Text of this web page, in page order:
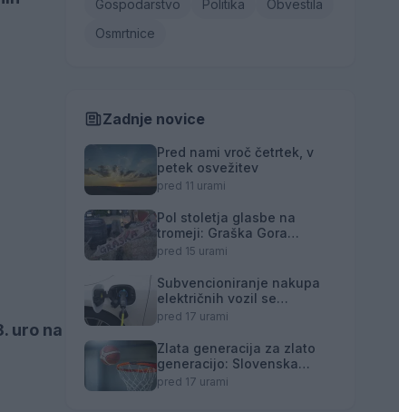
uro na
Gospodarstvo
Politika
Obvestila
Osmrtnice
Zadnje novice
Pred nami vroč četrtek, v
petek osvežitev
pred 11 urami
Pol stoletja glasbe na
tromeji: Graška Gora
obeležuje 50. jubilejni
glasbe
pred 15 urami
Subvencioniranje nakupa
električnih vozil se
zaključuje
pred 17 urami
Zlata generacija za zlato
generacijo: Slovenska
mladinska košarka piše
pred 17 urami